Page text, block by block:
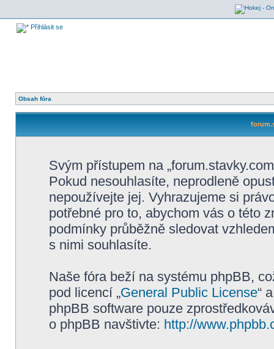
Přihlásit se
Obsah fóra
Svým přístupem na
Pokud nesouhlasíte, neprodleně
nepoužívejte jej. Vyhrazujeme si
potřebné pro to, abychom vás o této
podmínky průběžně sledovat
s nimi souhlasíte.
Naše fóra beží na systému phpBB,
pod licencí „General Public License“
phpBB software pouze
o phpBB navštivte: http://